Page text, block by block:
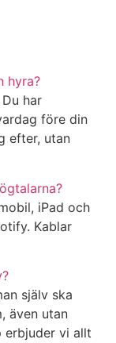
hyra?
har
före din
efter, utan
iPad och
Kablar
själv ska
även utan
erbjuder vi allt